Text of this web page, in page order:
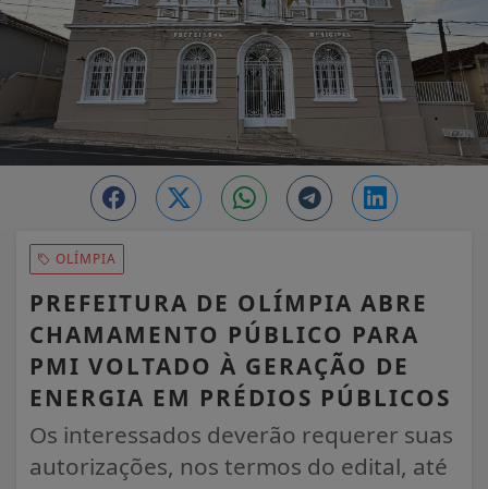
OLÍMPIA
PREFEITURA DE OLÍMPIA ABRE
CHAMAMENTO PÚBLICO PARA
PMI VOLTADO À GERAÇÃO DE
ENERGIA EM PRÉDIOS PÚBLICOS
Os interessados deverão requerer suas
autorizações, nos termos do edital, até